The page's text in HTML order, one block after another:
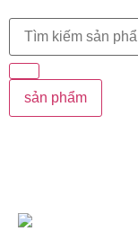
sản phẩm